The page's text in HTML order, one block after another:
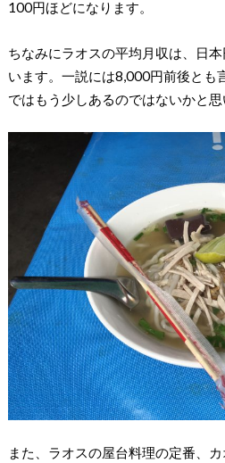
100円ほどになります。
ちなみにラオスの平均月収は、日
います。一説には8,000円前後とも
ではもう少しあるのではないかと思
また、ラオスの屋台料理の定番、